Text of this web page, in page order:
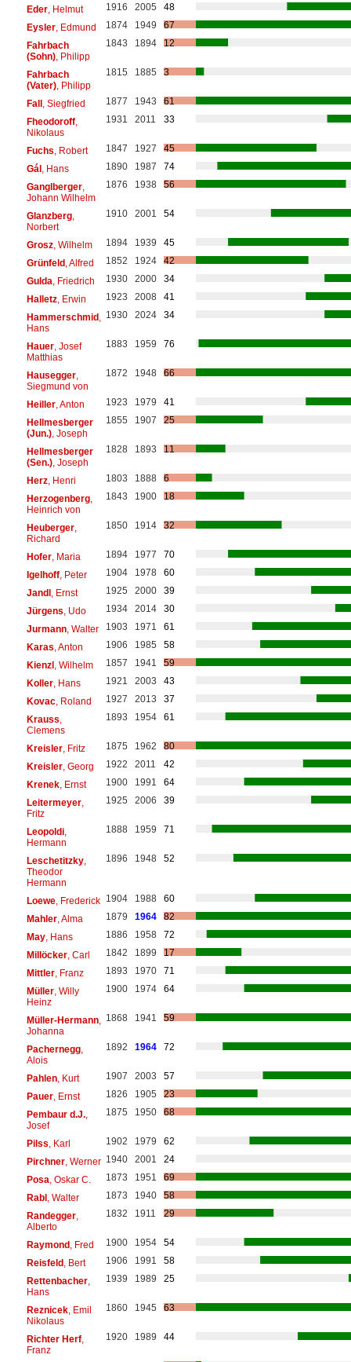
Eder, Helmut 1916 2005
48
Eysler, Edmund 1874 1949
67
Fahrbach
(Sohn), Philipp
1843 1894 12
Fahrbach
(Vater), Philipp
1815 1885 3
Fall, Siegfried 1877 1943
61
Fheodoroff,
Nikolaus
1931 2011 33
Fuchs , Robert 1847 1927
45
Gál, Hans 1890 1987
74
Ganglberger,
Johann Wilhelm
1876 1938 56
Glanzberg,
Norbert
1910 2001 54
Grosz, Wilhelm 1894 1939
45
Grünfeld, Alfred 1852 1924
42
Gulda , Friedrich 1930 2000
34
Halletz, Erwin 1923 2008
41
Hammerschmid,
Hans
1930 2024 34
Hauer, Josef
Matthias
1883 1959 76
Hausegger,
Siegmund von
1872 1948 66
Heiller, Anton 1923 1979
41
Hellmesberger
(Jun.), Joseph
1855 1907 25
Hellmesberger
(Sen.), Joseph
1828 1893 11
Herz, Henri 1803 1888
6
Herzogenberg,
Heinrich von
1843 1900 18
Heuberger,
Richard
1850 1914 32
Hofer, Maria 1894 1977
70
Igelhoff, Peter 1904 1978
60
Jandl, Ernst 1925 2000
39
Jürgens , Udo 1934 2014
30
Jurmann, Walter 1903 1971
61
Karas , Anton 1906 1985
58
Kienzl, Wilhelm 1857 1941
59
Koller, Hans 1921 2003
43
Kovac, Roland 1927 2013
37
Krauss
Clemens
1893 1954 61
Kreisler, Fritz 1875 1962
80
Kreisler, Georg 1922 2011
42
Krenek, Ernst 1900 1991
64
Leitermeyer,
Fritz
1925 2006 39
Leopoldi,
Hermann
1888 1959 71
Leschetitzky,
Theodor
Hermann
1896 1948 52
Loewe, Frederick 1904 1988
60
Mahler, Alma 1879 1964
82
May, Hans 1886 1958
72
Millöcker, Carl 1842 1899
17
Mittler, Franz 1893 1970
71
Müller, Willy
Heinz
1900 1974 64
Müller-Hermann,
Johanna
1868 1941 59
Pachernegg,
Alois
1892 1964 72
Pahlen, Kurt 1907 2003
57
Pauer, Ernst 1826 1905
23
Pembaur d.J.,
Josef
1875 1950 68
Pilss , Karl 1902 1979
62
Pirchner, Werner 1940 2001
24
Posa , Oskar C. 1873 1951
69
Rabl, Walter 1873 1940
58
Randegger,
Alberto
1832 1911 29
Raymond, Fred 1900 1954
54
Reisfeld, Bert 1906 1991
58
Rettenbacher,
Hans
1939 1989 25
Reznicek, Emil
Nikolaus
1860 1945 63
Richter Herf,
Franz
1920 1989 44